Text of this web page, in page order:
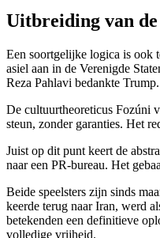
Uitbreiding van
Een soortgelijke logica is ook
asiel aan in de Verenigde
Reza Pahlavi bedankte
De cultuurtheoreticus Fozúni
steun, zonder garanties. Het
Juist op dit punt keert de
naar een PR-bureau. Het
Beide speelsters zijn sinds
keerde terug naar Iran, werd
betekenden een definitieve
volledige vrijheid.